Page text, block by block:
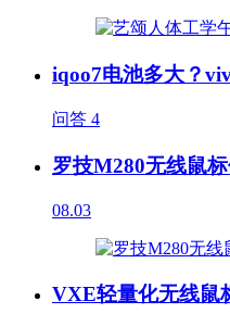
iqoo7电池多大？
问答 4
罗技M280无线鼠
08.03
VXE轻量化无线鼠